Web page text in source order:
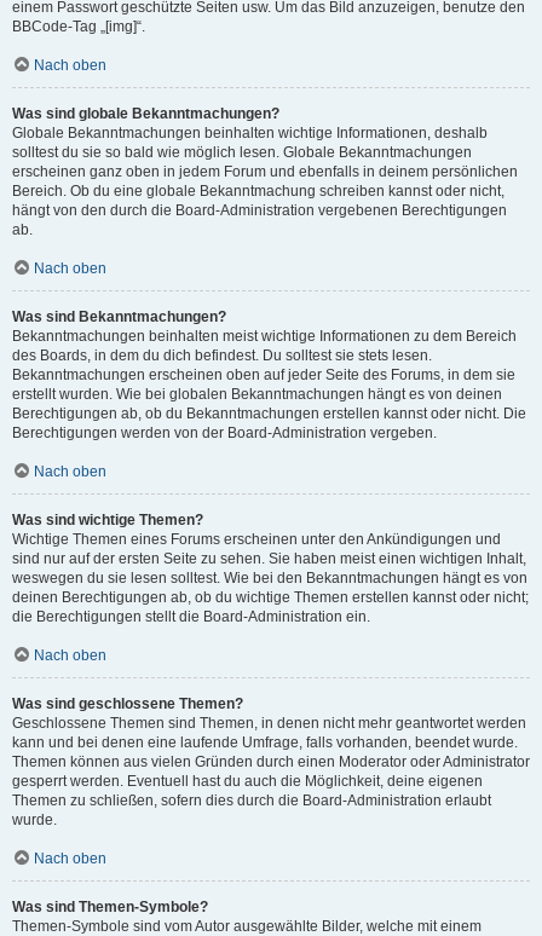
einem Passwort geschützte Seiten usw. Um das Bild anzuzeigen, benutze den
BBCode-Tag „[img]“.
Nach oben
Was sind globale Bekanntmachungen?
Globale Bekanntmachungen beinhalten wichtige Informationen, deshalb
solltest du sie so bald wie möglich lesen. Globale Bekanntmachungen
erscheinen ganz oben in jedem Forum und ebenfalls in deinem persönlichen
Bereich. Ob du eine globale Bekanntmachung schreiben kannst oder nicht,
hängt von den durch die Board-Administration vergebenen Berechtigungen
ab.
Nach oben
Was sind Bekanntmachungen?
Bekanntmachungen beinhalten meist wichtige Informationen zu dem Bereich
des Boards, in dem du dich befindest. Du solltest sie stets lesen.
Bekanntmachungen erscheinen oben auf jeder Seite des Forums, in dem sie
erstellt wurden. Wie bei globalen Bekanntmachungen hängt es von deinen
Berechtigungen ab, ob du Bekanntmachungen erstellen kannst oder nicht. Die
Berechtigungen werden von der Board-Administration vergeben.
Nach oben
Was sind wichtige Themen?
Wichtige Themen eines Forums erscheinen unter den Ankündigungen und
sind nur auf der ersten Seite zu sehen. Sie haben meist einen wichtigen Inhalt,
weswegen du sie lesen solltest. Wie bei den Bekanntmachungen hängt es von
deinen Berechtigungen ab, ob du wichtige Themen erstellen kannst oder nicht;
die Berechtigungen stellt die Board-Administration ein.
Nach oben
Was sind geschlossene Themen?
Geschlossene Themen sind Themen, in denen nicht mehr geantwortet werden
kann und bei denen eine laufende Umfrage, falls vorhanden, beendet wurde.
Themen können aus vielen Gründen durch einen Moderator oder Administrator
gesperrt werden. Eventuell hast du auch die Möglichkeit, deine eigenen
Themen zu schließen, sofern dies durch die Board-Administration erlaubt
wurde.
Nach oben
Was sind Themen-Symbole?
Themen-Symbole sind vom Autor ausgewählte Bilder, welche mit einem